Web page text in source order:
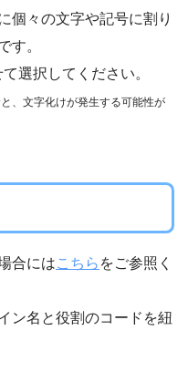
個々の文字や記号に割り
す。
選択してください。
、文字化けが発生する可能性が
合にはこちら をご参照く
ン名と役割のコードを紐